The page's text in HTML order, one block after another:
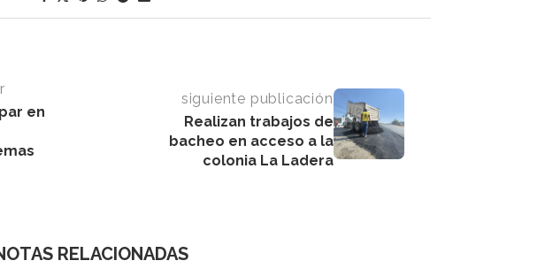
en
siguiente publicación
Realizan trabajos de
bacheo en acceso a la
colonia La Ladera
RELACIONADAS